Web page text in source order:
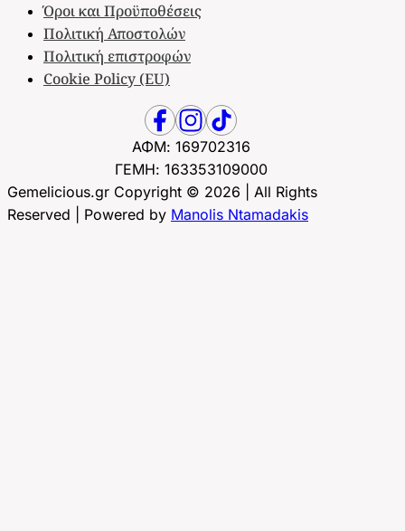
Όροι και Προϋποθέσεις
Πολιτική Αποστολών
Πολιτική επιστροφών
Cookie Policy (EU)
ΑΦΜ: 169702316
ΓΕΜΗ: 163353109000
Gemelicious.gr Copyright © 2026 | All Rights
Reserved | Powered by Manolis Ntamadakis